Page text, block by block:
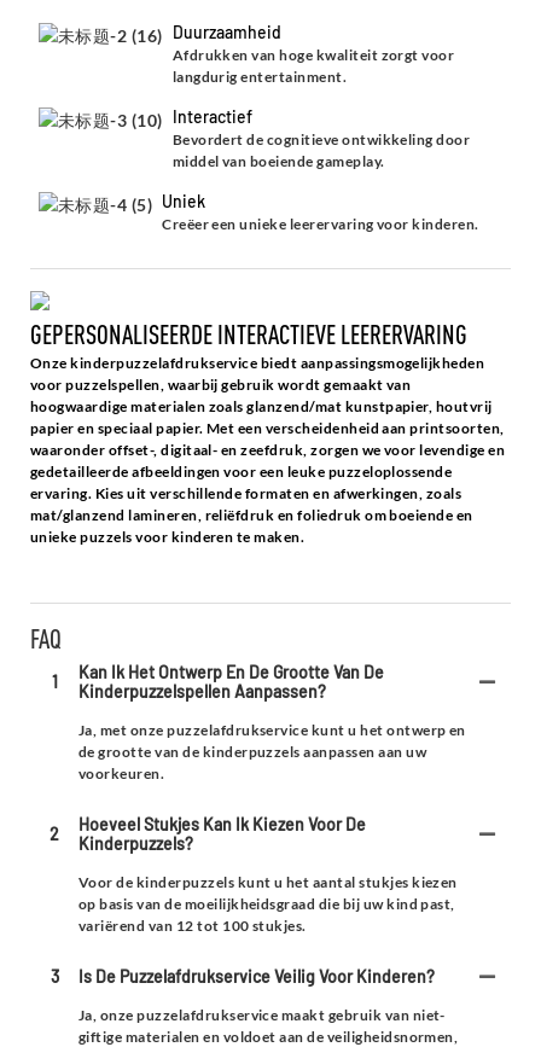
Duurzaamheid
Afdrukken van hoge kwaliteit zorgt voor
langdurig entertainment.
Interactief
Bevordert de cognitieve ontwikkeling door
middel van boeiende gameplay.
Uniek
Creëer een unieke leerervaring voor kinderen.
GEPERSONALISEERDE INTERACTIEVE LEERERVARING
Onze kinderpuzzelafdrukservice biedt aanpassingsmogelijkheden
voor puzzelspellen, waarbij gebruik wordt gemaakt van
hoogwaardige materialen zoals glanzend/mat kunstpapier, houtvrij
papier en speciaal papier. Met een verscheidenheid aan printsoorten,
waaronder offset-, digitaal- en zeefdruk, zorgen we voor levendige en
gedetailleerde afbeeldingen voor een leuke puzzeloplossende
ervaring. Kies uit verschillende formaten en afwerkingen, zoals
mat/glanzend lamineren, reliëfdruk en foliedruk om boeiende en
unieke puzzels voor kinderen te maken.
FAQ
1
Kan Ik Het Ontwerp En De Grootte Van De
Kinderpuzzelspellen Aanpassen?
Ja, met onze puzzelafdrukservice kunt u het ontwerp en
de grootte van de kinderpuzzels aanpassen aan uw
voorkeuren.
2
Hoeveel Stukjes Kan Ik Kiezen Voor De
Kinderpuzzels?
Voor de kinderpuzzels kunt u het aantal stukjes kiezen
op basis van de moeilijkheidsgraad die bij uw kind past,
variërend van 12 tot 100 stukjes.
3 Is De Puzzelafdrukservice Veilig Voor Kinderen?
Ja, onze puzzelafdrukservice maakt gebruik van niet-
giftige materialen en voldoet aan de veiligheidsnormen,